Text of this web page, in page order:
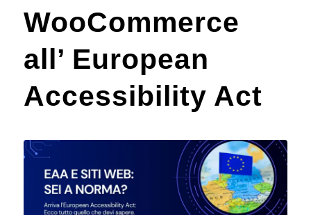
WooCommerce
all’ European
Accessibility Act